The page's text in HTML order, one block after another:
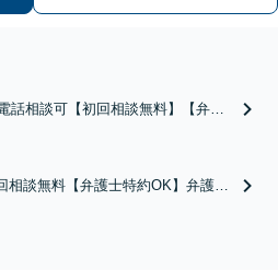
話相談可【初回相談無料】【弁護
対応】遺言書作成承ります「協
相談無料【弁護士特約OK】弁護士